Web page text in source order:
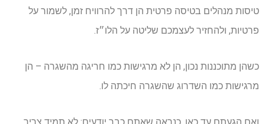
טיסות מנהלים בטיסה פרטית הן דרך להרוויח זמן, לשמור על
פרטיות, ולהחזיר לעצמכם שליטה על הלו״ז.
כשהן מתוכננות נכון, הן לא מרגישות כמו חריגה מהשגרה – הן
מרגישות כמו השדרוג שהשגרה חיכתה לו.